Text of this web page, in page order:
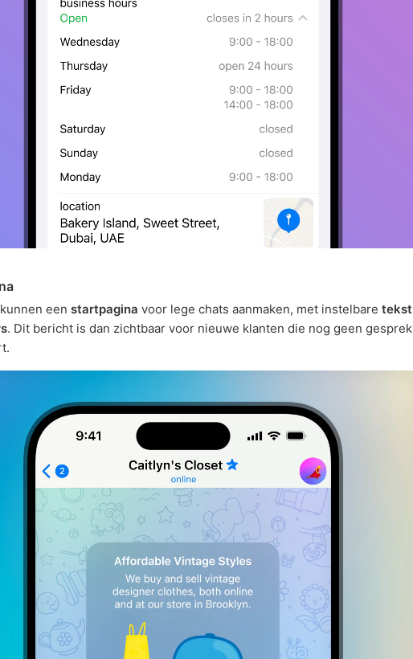
een startpagina voor lege chats aanmaken, met instelbare tekst
. Dit bericht is dan zichtbaar voor nieuwe klanten die nog geen gesprek